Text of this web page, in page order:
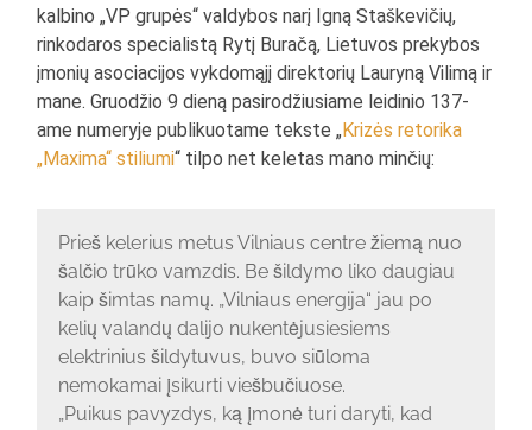
kalbino „VP grupės“ valdybos narį Igną Staškevičių,
rinkodaros specialistą Rytį Buračą, Lietuvos prekybos
įmonių asociacijos vykdomąjį direktorių Lauryną Vilimą ir
mane. Gruodžio 9 dieną pasirodžiusiame leidinio 137-
ame numeryje publikuotame tekste „Krizės retorika
„Maxima“ stiliumi“ tilpo net keletas mano minčių:
Prieš kelerius metus Vilniaus centre žiemą nuo
šalčio trūko vamzdis. Be šildymo liko daugiau
kaip šimtas namų. „Vilniaus energija“ jau po
kelių valandų dalijo nukentėjusiesiems
elektrinius šildytuvus, buvo siūloma
nemokamai įsikurti viešbučiuose.
„Puikus pavyzdys, ką įmonė turi daryti, kad